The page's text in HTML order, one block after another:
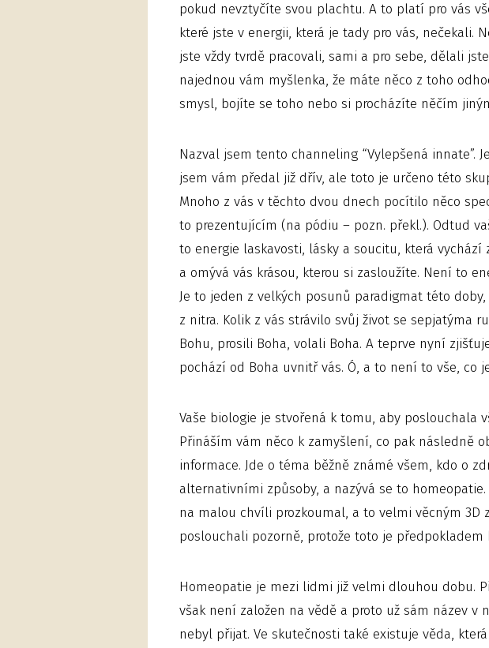
pokud nevztyčíte svou plachtu. A to platí pro vás
které jste v energii, která je tady pro vás, nečekali.
jste vždy tvrdě pracovali, sami a pro sebe, dělali
najednou vám myšlenka, že máte něco z toho
smysl, bojíte se toho nebo si procházíte něčím
Nazval jsem tento channeling “Vylepšená innate”.
jsem vám předal již dřív, ale toto je určeno této
Mnoho z vás v těchto dvou dnech pocítilo něco
to prezentujícím (na pódiu – pozn. překl.). Odtud
to energie laskavosti, lásky a soucitu, která vychází
a omývá vás krásou, kterou si zasloužíte. Není to
Je to jeden z velkých posunů paradigmat této doby,
z nitra. Kolik z vás strávilo svůj život se sepjatýma
Bohu, prosili Boha, volali Boha. A teprve nyní
pochází od Boha uvnitř vás. Ó, a to není to vše, co
Vaše biologie je stvořená k tomu, aby poslouchala
Přináším vám něco k zamyšlení, co pak následně
informace. Jde o téma běžně známé všem, kdo o
alternativními způsoby, a nazývá se to
na malou chvíli prozkoumal, a to velmi věcným 3D
poslouchali pozorně, protože toto je předpokladem
Homeopatie je mezi lidmi již velmi dlouhou dobu.
však není založen na vědě a proto už sám název v
nebyl přijat. Ve skutečnosti také existuje věda,